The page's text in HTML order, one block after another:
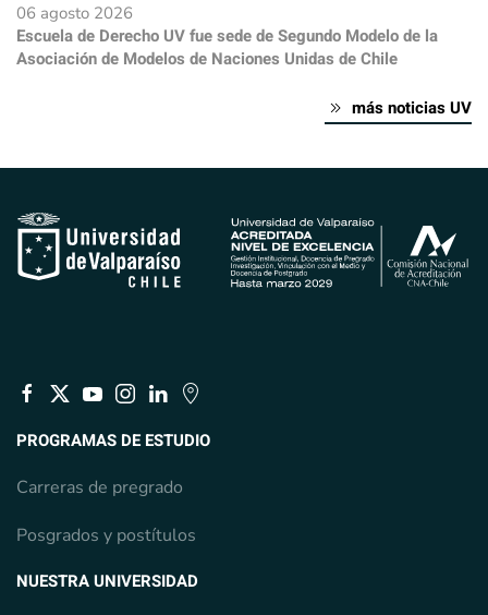
06 agosto 2026
Escuela de Derecho UV fue sede de Segundo Modelo de la
Asociación de Modelos de Naciones Unidas de Chile
más noticias UV
PROGRAMAS DE ESTUDIO
Carreras de pregrado
Posgrados y postítulos
NUESTRA UNIVERSIDAD